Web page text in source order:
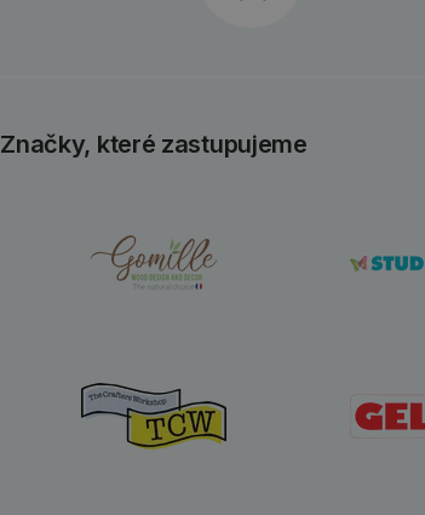
Značky, které zastupujeme